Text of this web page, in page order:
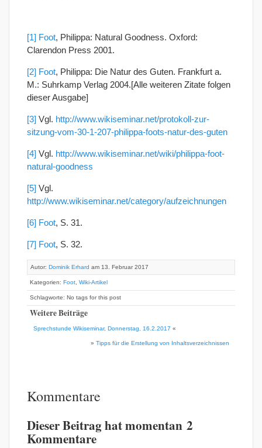
[1] Foot, Philippa: Natural Goodness. Oxford:
Clarendon Press 2001.
[2] Foot, Philippa: Die Natur des Guten. Frankfurt a.
M.: Suhrkamp Verlag 2004.[Alle weiteren Zitate folgen
dieser Ausgabe]
[3] Vgl. http://www.wikiseminar.net/protokoll-zur-
sitzung-vom-30-1-207-philippa-foots-natur-des-guten
[4] Vgl. http://www.wikiseminar.net/wiki/philippa-foot-
natural-goodness
[5] Vgl.
http://www.wikiseminar.net/category/aufzeichnungen
[6] Foot, S. 31.
[7] Foot, S. 32.
Autor: Dominik Erhard am 13. Februar 2017
Kategorien: Foot Wiki-Artikel
Schlagworte: No tags for this post
Weitere Beiträge
Sprechstunde Wikiseminar, Donnerstag, 16.2.2017 «
» Tipps für die Erstellung von Inhaltsverzeichnissen
Kommentare
Dieser Beitrag hat momentan 2
Kommentare